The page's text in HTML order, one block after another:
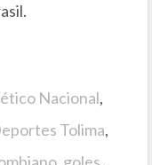
Nacional,
Tolima,